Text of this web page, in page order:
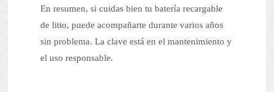
En resumen, si cuidas bien tu batería recargable
de litio, puede acompañarte durante varios años
sin problema. La clave está en el mantenimiento y
el uso responsable.